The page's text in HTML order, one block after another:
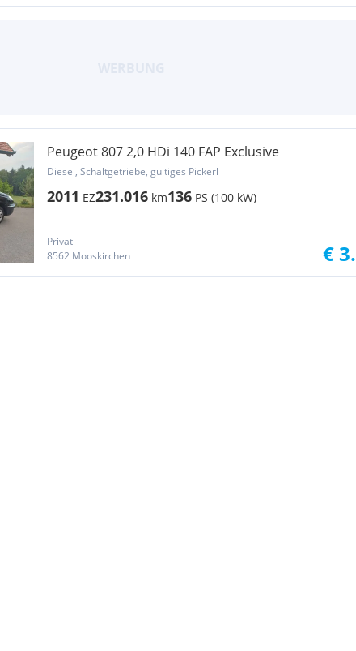
Peugeot 807 2,0 HDi 140 FAP Exclusive
Diesel, Schaltgetriebe, gültiges Pickerl
2011 EZ231.016 km136 PS (100 kW)
Privat
8562 Mooskirchen
€